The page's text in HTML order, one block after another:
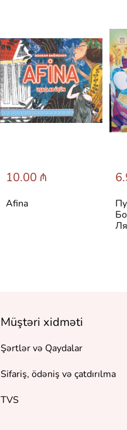
10.00 ₼
Afina
Müştəri xidməti
Şərtlər və Qaydalar
Sifariş, ödəniş və çatdırılma
TVS